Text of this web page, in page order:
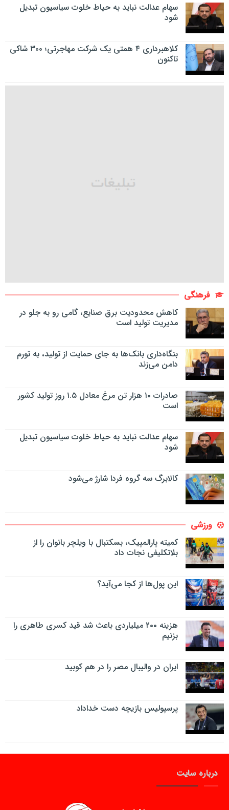
سهام عدالت نباید به حیاط خلوت سیاسیون تبدیل
شود
کلاهبرداری ۴ همتی یک شرکت مهاجرتی؛ ۳۰۰ شاکی
تاکنون
فرهنگی
کاهش محدودیت برق صنایع، گامی رو به جلو در
مدیریت تولید است
بنگاه‌داری بانک‌ها به جای حمایت از تولید، به تورم
دامن می‌زند
صادرات ۱۰ هزار تن مرغ معادل ۱.۵ روز تولید کشور
است
سهام عدالت نباید به حیاط خلوت سیاسیون تبدیل
شود
کالابرگ سه گروه فردا شارژ می‌شود
ورزشی
کمیته پارالمپیک، بسکتبال با ویلچر بانوان را از
بلاتکلیفی نجات داد
این پول‌ها از کجا می‌آید؟
هزینه ۲۰۰ میلیاردی باعث شد قید کسری طاهری را
بزنیم
ایران در والیبال مصر را در هم کوبید
پرسپولیس بازیچه دست خداداد
درباره سایت